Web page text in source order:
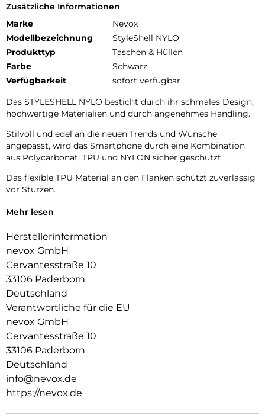
Zusätzliche Informationen
Marke
Nevox
Modellbezeichnung
StyleShell NYLO
Produkttyp
Taschen & Hüllen
Farbe
Schwarz
Verfügbarkeit
sofort verfügbar
Das STYLESHELL NYLO besticht durch ihr schmales Design,
hochwertige Materialien und durch angenehmes Handling.
Stilvoll und edel an die neuen Trends und Wünsche
angepasst, wird das Smartphone durch eine Kombination
aus Polycarbonat, TPU und NYLON sicher geschützt.
Das flexible TPU Material an den Flanken schützt zuverlässig
vor Stürzen.
Das Display ist durch die seitlichen Flanken geschützt.
geschützt.
Die Anschlüsse, Knöpfe und Kamera bleiben voll zugänglich.
Hochwertiges Schmutzabweisendes Material und langlebige
Zusammensetzung der Materialien.
Mehr lesen
Herstellerinformation
nevox GmbH
Cervantesstraße 10
33106 Paderborn
Deutschland
Verantwortliche für die EU
nevox GmbH
Cervantesstraße 10
33106 Paderborn
Deutschland
info@nevox.de
https://nevox.de